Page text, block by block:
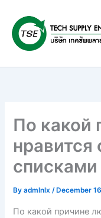
content
По какой
нравится
списками
Byadmlnlx/ December
По какой причине